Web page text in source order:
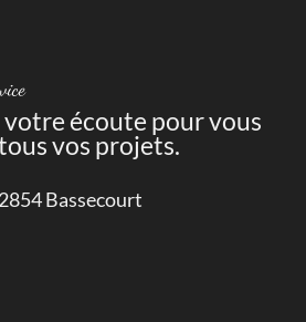
votre écoute pour vous
vos projets.
Bassecourt